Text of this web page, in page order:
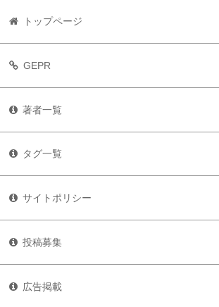
トップページ
GEPR
著者一覧
タグ一覧
サイトポリシー
投稿募集
広告掲載